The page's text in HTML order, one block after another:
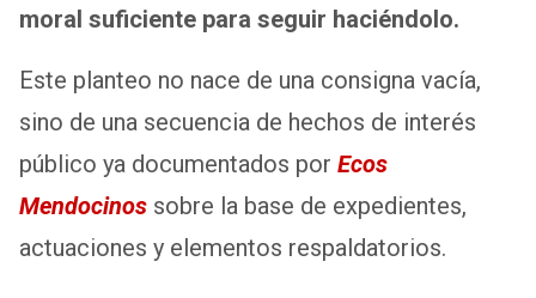
moral suficiente para seguir haciéndolo.
Este planteo no nace de una consigna vacía,
sino de una secuencia de hechos de interés
público ya documentados por Ecos
Mendocinos sobre la base de expedientes,
actuaciones y elementos respaldatorios.